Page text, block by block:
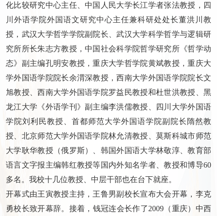
化比较研究中心主任、中国人民大学长江学者张法教授，四
川外语学院外国语文研究中心主任兼科研处处长董洪川教
授，武汉大学哲学学院副院长、武汉大学科学哲学与逻辑研
究所所长朱志方教授，中国社会科学院哲学研究所《哲学动
态》副主编孔明安教授，重庆大学哲学院黄斌教授，重庆大
学外国语学院院长余渭深教授，西南大学外国语学院院长文
旭教授、西南大学外国语学院罗益民教授和杜世洪教授、黑
龙江大学《外语学刊》副主编李洪儒教授、四川大学外国语
学院刘利民教授、首都师范大学外国语学院副院长隋然教
授、北京师范大学外国语学院林允清教授、莫斯科城市师范
大学耿华教授（俄罗斯）、韩国外国语大学林敬淳、教育部
语言文字报主编韩红教授等国内外知名学者、教授和博导60
多名。我校十几位教授、中层干部也在台下就座。
开幕式由王寅教授主持，王鲁男副校长宣布大会开幕，李克
勇校长致开幕辞。接着，钱冠连会长作了2009（重庆）中西